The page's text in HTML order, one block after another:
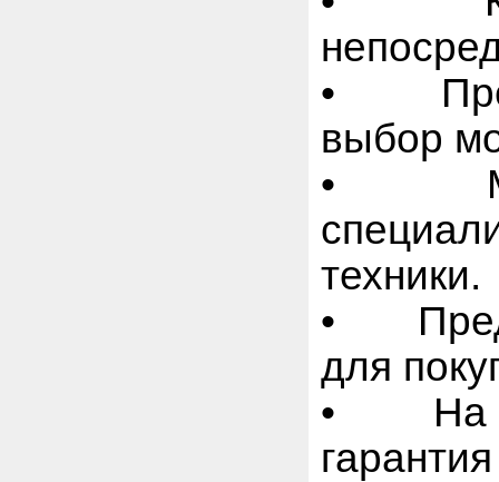
•
выбор
•
техники.
•
для
• На